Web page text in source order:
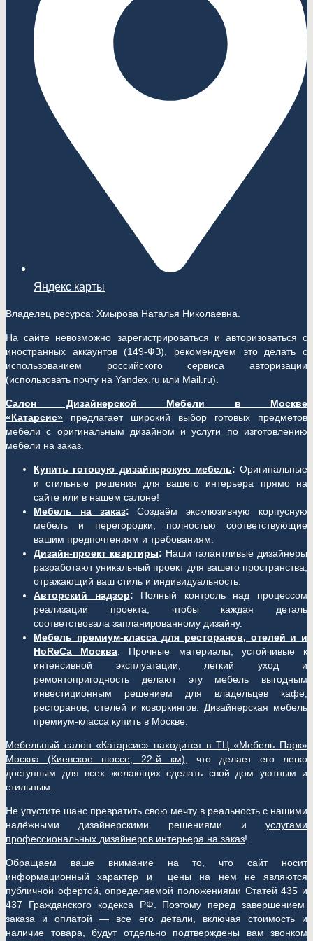
Яндекс карты
Владелец ресурса: Хмырова Наталья Николаевна.
На сайте невозможно зарегистрироваться и авторизоваться с
иностранных аккаунтов (149-ФЗ), рекомендуем это делать с
использованием российского сервиса авторизации
(использовать почту на Yandex.ru или Mail.ru).
Салон Дизайнерской Мебели в Москве
«Катарсис»
предлагает широкий выбор готовых предметов
мебели с оригинальным дизайном и услуги по изготовлению
мебели на заказ.
Купить готовую дизайнерскую мебель: Оригинальные
и стильные решения для вашего интерьера прямо на
сайте или в нашем салоне!
Мебель на заказ: Создаём эксклюзивную корпусную
мебель и перегородки, полностью соответствующие
вашим предпочтениям и требованиям.
Дизайн-проект квартиры: Наши талантливые дизайнеры
разработают уникальный проект для вашего пространства,
отражающий ваш стиль и индивидуальность.
Авторский надзор: Полный контроль над процессом
реализации проекта, чтобы каждая деталь
соответствовала запланированному дизайну.
Мебель премиум-класса для ресторанов, отелей и и
HoReCa Москва: Прочные материалы, устойчивые к
интенсивной эксплуатации, легкий уход и
ремонтопригодность делают эту мебель выгодным
инвестиционным решением для владельцев кафе,
ресторанов, отелей и коворкингов. Дизайнерская мебель
премиум-класса купить в Москве.
Мебельный салон «Катарсис» находится в ТЦ «Мебель Парк»
Москва (Киевское шоссе, 22-й км) , что делает его легко
доступным для всех желающих сделать свой дом уютным и
стильным.
Не упустите шанс превратить свою мечту в реальность с нашими
надёжными дизайнерскими решениями и услугами
профессиональных дизайнеров интерьера на заказ!
Обращаем ваше внимание на то, что сайт носит
информационный характер и цены на нём не являются
публичной офертой, определяемой положениями Статей 435 и
437 Гражданского кодекса РФ. Поэтому перед завершением
заказа и оплатой — все его детали, включая стоимость и
наличие товара, будут отдельно подтверждены вам звонком